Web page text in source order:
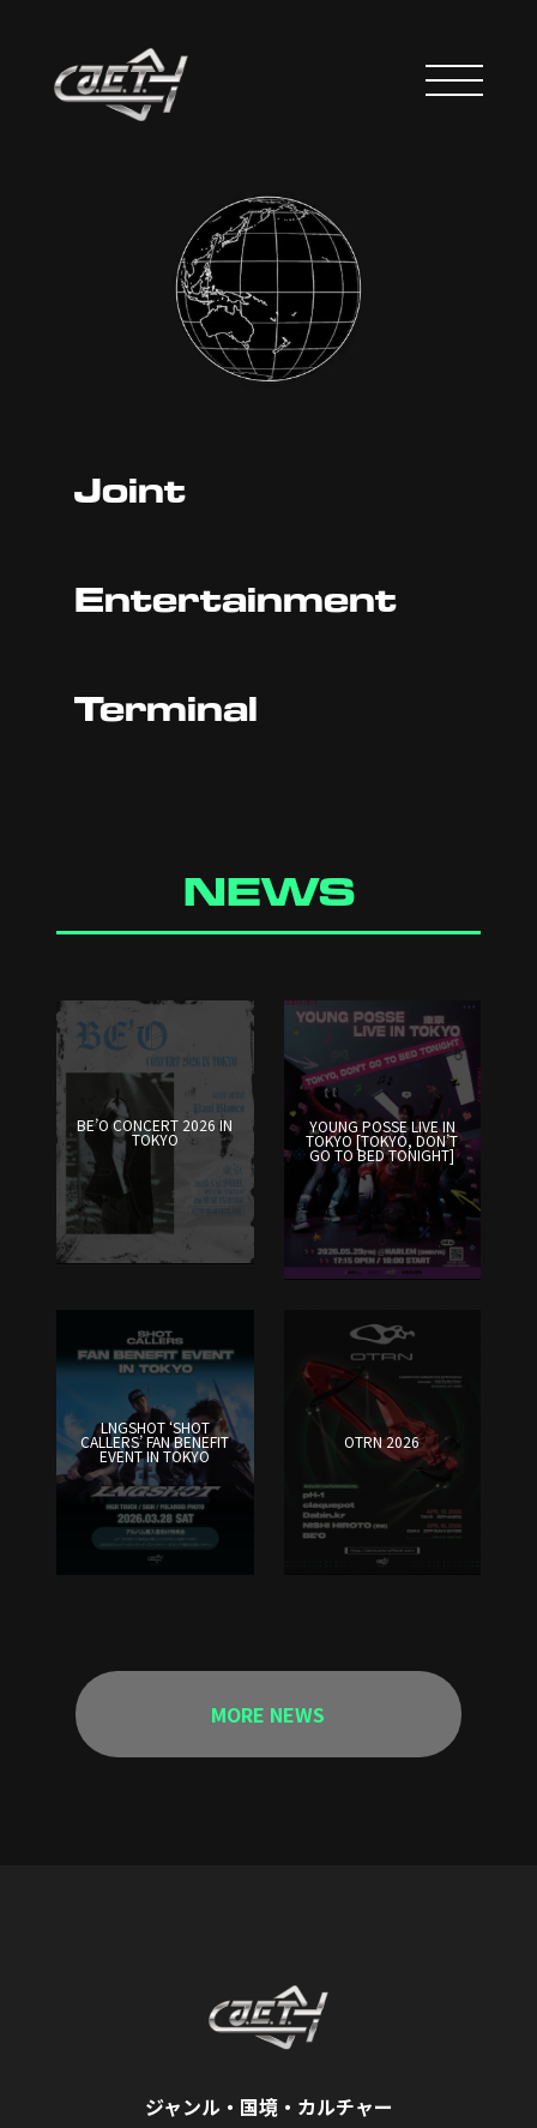
Joint
Entertainment
Terminal
NEWS
BE’O CONCERT 2026 IN
TOKYO
YOUNG POSSE LIVE IN
TOKYO [TOKYO, DON’T
GO TO BED TONIGHT]
LNGSHOT ‘SHOT
CALLERS’ FAN BENEFIT
EVENT IN TOKYO
OTRN 2026
MORE NEWS
ジャンル・国境・カルチャー